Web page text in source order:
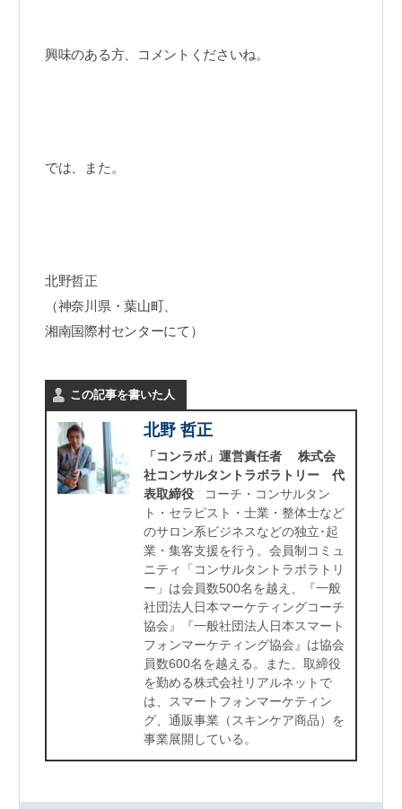
興味のある方、コメントくださいね。
では、また。
北野哲正
（神奈川県・葉山町、
湘南国際村センターにて）
この記事を書いた人
北野 哲正
「コンラボ」運営責任者 株式会
社コンサルタントラボラトリー 代
表取締役 コーチ・コンサルタン
ト・セラピスト・士業・整体士など
のサロン系ビジネスなどの独立･起
業・集客支援を行う。会員制コミュ
ニティ「コンサルタントラボラトリ
ー」は会員数500名を越え、『一般
社団法人日本マーケティングコーチ
協会』『一般社団法人日本スマート
フォンマーケティング協会』は協会
員数600名を越える。また、取締役
を勤める株式会社リアルネットで
は、スマートフォンマーケティン
グ、通販事業（スキンケア商品）を
事業展開している。